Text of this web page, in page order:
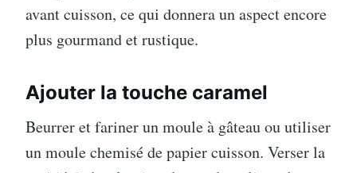
avant cuisson, ce qui donnera un aspect encore
plus gourmand et rustique.
Ajouter la touche caramel
Beurrer et fariner un moule à gâteau ou utiliser
un moule chemisé de papier cuisson. Verser la